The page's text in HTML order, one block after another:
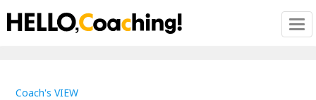
Coach's VIEW